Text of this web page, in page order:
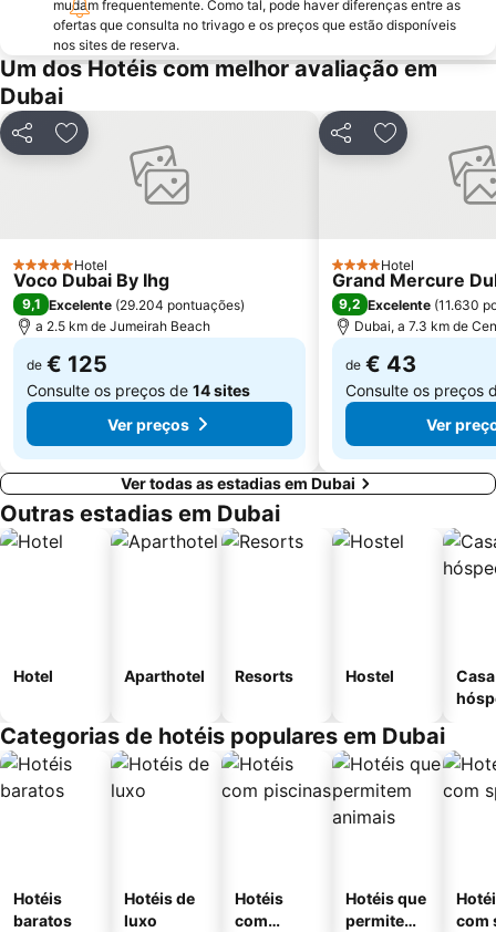
Dubai Aquarium & Underwater Zoo
Dubai Museum
Dubai Media City
Al Maktoum International Airport
The Dubai Fountain
Souk Madinat Jumeirah
Aquaventure Waterpark
Souq de Ouro
Airport Terminal 1 Metro Station
Oud Metha
Union Metro Station
mudam frequentemente. Como tal, pode haver diferenças entre as
ofertas que consulta no trivago e os preços que estão disponíveis
nos sites de reserva.
Um dos Hotéis com melhor avaliação em
Dubai
PartilharAdicionar aos favoritos
5 EstrelasHotel
Voco Dubai By Ihg
9,1 Excelente (29.204 pontuações)
a 2.5 km de Jumeirah Beach
de € 125
Consulte os preços de 14 sites
Ver preços
PartilharAdicionar
4 Estrelas
Hotel
Grand Mercure
9,2 Excelente (11.630
Dubai, a 7.3 km de
de € 43
Consulte os preços
Ver
Ver todas as estadias em Dubai
Outras estadias em Dubai
Hotel Aparthotel Resorts Hostel
Categorias de hotéis populares em Dubai
Hotéis
baratos
Hotéis de
luxo
Hotéis
com
Hotéis que
permitem
com